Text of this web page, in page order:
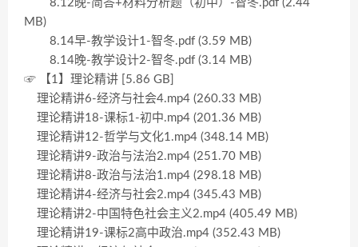
8.12晚-简答+材料分析题（初中）-智冬.pdf (2.44
MB)
8.14早-教学设计1-智冬.pdf (3.59 MB)
8.14晚-教学设计2-智冬.pdf (3.14 MB)
☞ 【1】理论精讲 [5.86 GB]
理论精讲6-经济与社会4.mp4 (260.33 MB)
理论精讲18-课标1-初中.mp4 (201.36 MB)
理论精讲12-哲学与文化1.mp4 (348.14 MB)
理论精讲9-政治与法治2.mp4 (251.70 MB)
理论精讲8-政治与法治1.mp4 (298.18 MB)
理论精讲4-经济与社会2.mp4 (345.43 MB)
理论精讲2-中国特色社会主义2.mp4 (405.49 MB)
理论精讲19-课标2高中政治.mp4 (352.43 MB)